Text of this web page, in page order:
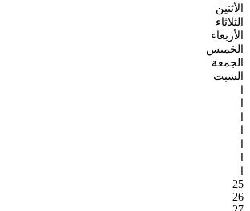
الأثنين
الثلاثاء
الأربعاء
الخميس
الجمعة
السبت
ا
ا
ا
ا
ا
ا
ا
25
26